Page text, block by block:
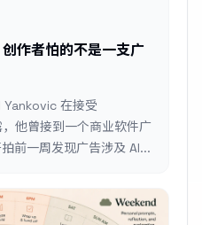
作者怕的不是一支广
在接受
他曾接到一个商业软件广
前一周发现广告涉及 AI...